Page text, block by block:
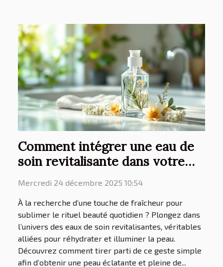
Comment intégrer une eau de
soin revitalisante dans votre
routine quotidienne ?
Mercredi 24 décembre 2025 10:54
À la recherche d’une touche de fraîcheur pour
sublimer le rituel beauté quotidien ? Plongez dans
l’univers des eaux de soin revitalisantes, véritables
alliées pour réhydrater et illuminer la peau.
Découvrez comment tirer parti de ce geste simple
afin d’obtenir une peau éclatante et pleine de...